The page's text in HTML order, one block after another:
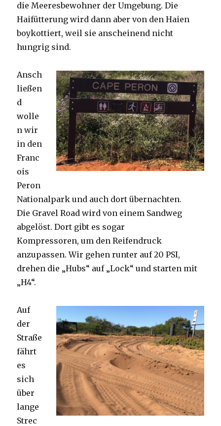
die Meeresbewohner der Umgebung. Die
Haifütterung wird dann aber von den Haien
boykottiert, weil sie anscheinend nicht
hungrig sind.
Ansch
ließen
d
wolle
n wir
in den
Franc
ois
Peron
Nationalpark und auch dort übernachten.
Die Gravel Road wird von einem Sandweg
abgelöst. Dort gibt es sogar
Kompressoren, um den Reifendruck
anzupassen. Wir gehen runter auf 20 PSI,
drehen die „Hubs“ auf „Lock“ und starten mit
„H4“.
Auf
der
Straße
fährt
es
sich
über
lange
Strec